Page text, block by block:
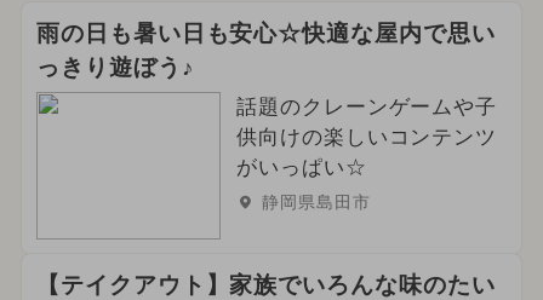
雨の日も暑い日も安心☆快適な屋内で思い
っきり遊ぼう♪
話題のクレーンゲームや子
供向けの楽しいコンテンツ
がいっぱい☆
静岡県島田市
【テイクアウト】家族でいろんな味のたい